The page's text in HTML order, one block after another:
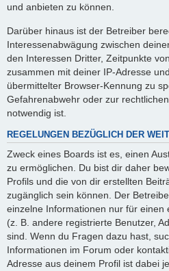
und anbieten zu können.
Darüber hinaus ist der Betreiber
Interessenabwägung zwischen
den Interessen Dritter, Zeitpunkte
zusammen mit deiner IP-Adresse
übermittelter Browser-Kennung zu
Gefahrenabwehr oder zur
notwendig ist.
REGELUNGEN BEZÜGLICH DER
Zweck eines Boards ist es, einen
zu ermöglichen. Du bist dir daher
Profils und die von dir erstellten
zugänglich sein können. Der
einzelne Informationen nur für einen
(z. B. andere registrierte Benutzer,
sind. Wenn du Fragen dazu hast,
Informationen im Forum oder
Adresse aus deinem Profil ist dabei